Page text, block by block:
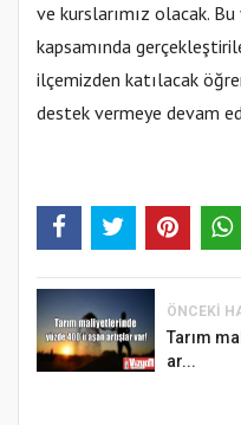
ve kurslarımız olacak.
kapsamında
ilçemizden katılacak
destek vermeye devam
ÖNCEKI
Tarım
ar...